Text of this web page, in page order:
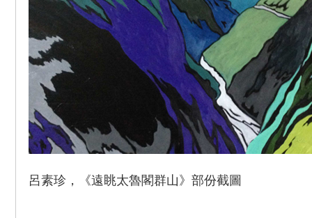
呂素珍，《遠眺太魯閣群山》部份截圖